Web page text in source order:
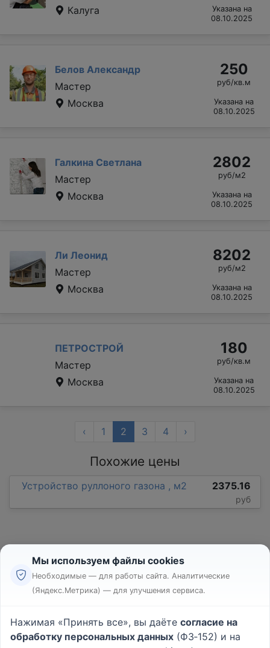
Калуга
Указана на
08.10.2025
Белов Александр
Мастер
Москва
250
руб/кв.м
Указана на
08.10.2025
Галкина Светлана
Мастер
Москва
2802
руб/м2
Указана на
08.10.2025
Ли Леонид
Мастер
Москва
8202
руб/м2
Указана на
08.10.2025
ПЕТРОСТРОЙ
Мастер
Москва
180
руб/кв.м
Указана на
08.10.2025
‹ 1 2 3 4 ›
Похожие цены
Устройство руллоного газона , м2 2375.16
руб
Реклама
Пользовательское соглашение
Политика конфиденциальности
Мы используем файлы cookies
Необходимые — для работы сайта. Аналитические
(Яндекс.Метрика) — для улучшения сервиса.
Нажимая «Принять все», вы даёте согласие на
обработку персональных данных (ФЗ‑152) и на